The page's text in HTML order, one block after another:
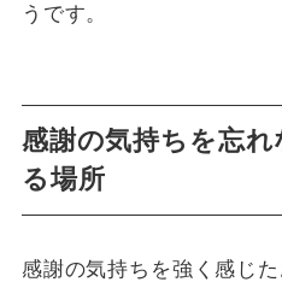
うです。
感謝の気持ちを忘
る場所
感謝の気持ちを強く感じ